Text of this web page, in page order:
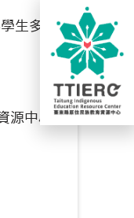
生多元
源中心子